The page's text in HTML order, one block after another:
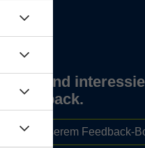
Wir sind
Feedback.
Zu unserem Feedback-